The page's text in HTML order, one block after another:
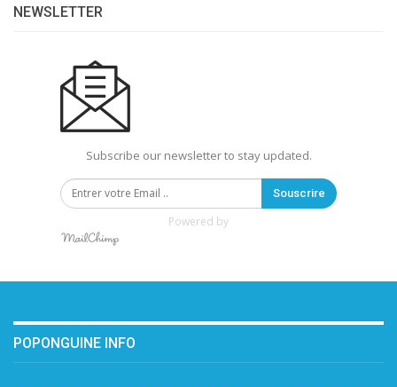
NEWSLETTER
Subscribe our newsletter to stay updated.
Souscrire
Powered by
POPONGUINE INFO